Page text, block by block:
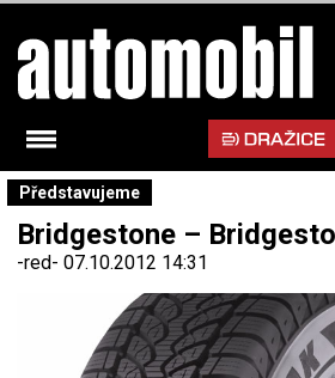
Představujeme
Bridgestone –
-red- 07.10.2012 14:31